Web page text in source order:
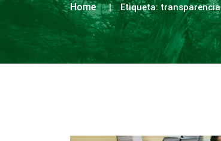
Home Etiqueta:transparencia